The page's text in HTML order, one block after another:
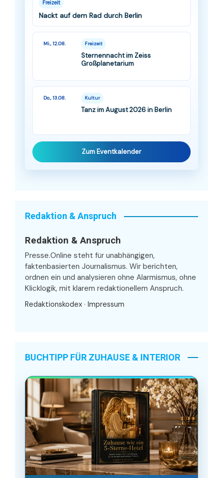
Freizeit
Nackt auf dem Rad durch Berlin
Mi., 12.08. Freizeit
Sternennacht im Zeiss
Großplanetarium
Do., 13.08. Kultur
Tanz im August 2026 in Berlin
Zum Eventkalender
Redaktion & Anspruch
Redaktion & Anspruch
Presse.Online steht für unabhängigen,
faktenbasierten Journalismus. Wir berichten,
ordnen ein und analysieren ohne Alarmismus, ohne
Klicklogik, mit klarem redaktionellem Anspruch.
Redaktionskodex · Impressum
BUCHTIPP FÜR ZUHAUSE & INTERIOR